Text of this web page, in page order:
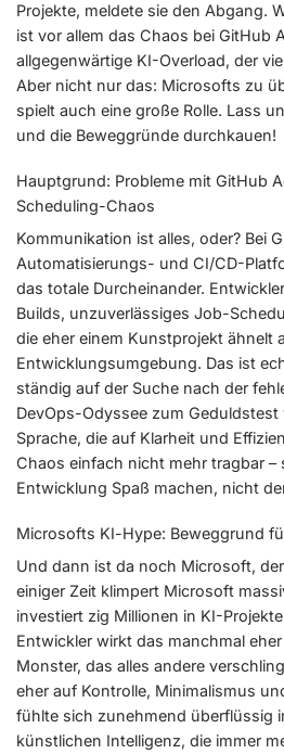
Projekte, meldete sie den Abgang.
ist vor allem das Chaos bei GitHub
allgegenwärtige KI-Overload, der
Aber nicht nur das: Microsofts zu
spielt auch eine große Rolle. Lass
und die Beweggründe durchkauen!
Hauptgrund: Probleme mit GitHub
Scheduling-Chaos
Kommunikation ist alles, oder? Bei
Automatisierungs- und CI/CD-
das totale Durcheinander.
Builds, unzuverlässiges Job-
die eher einem Kunstprojekt ähnelt
Entwicklungsumgebung. Das ist
ständig auf der Suche nach der
DevOps-Odyssee zum Geduldstest
Sprache, die auf Klarheit und
Chaos einfach nicht mehr tragbar –
Entwicklung Spaß machen, nicht
Microsofts KI-Hype: Beweggrund
Und dann ist da noch Microsoft,
einiger Zeit klimpert Microsoft
investiert zig Millionen in KI-
Entwickler wirkt das manchmal
Monster, das alles andere
eher auf Kontrolle, Minimalismus
fühlte sich zunehmend überflüssig
künstlichen Intelligenz, die immer